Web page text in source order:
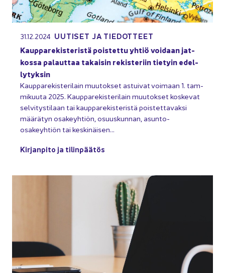
31.12.2024 UU­TI­SET JA TIE­DOT­TEET
Kaup­pa­re­kis­te­ris­tä pois­tet­tu yhtiö voi­daan jat­
kos­sa pa­laut­taa ta­kai­sin re­kis­te­riin tie­tyin edel­
ly­tyk­sin
Kaup­pa­re­kis­te­ri­lain muu­tok­set as­tui­vat voi­maan 1. tam­
mi­kuu­ta 2025. Kaup­pa­re­kis­te­ri­lain muu­tok­set kos­ke­vat
sel­vi­tys­ti­laan tai kaup­pa­re­kis­te­ris­tä pois­tet­ta­vak­si
mää­rä­tyn osa­keyh­tiön, osuus­kun­nan, asunto-​
osakeyhtiön tai kes­ki­näi­sen…
Kir­jan­pi­to ja ti­lin­pää­tös